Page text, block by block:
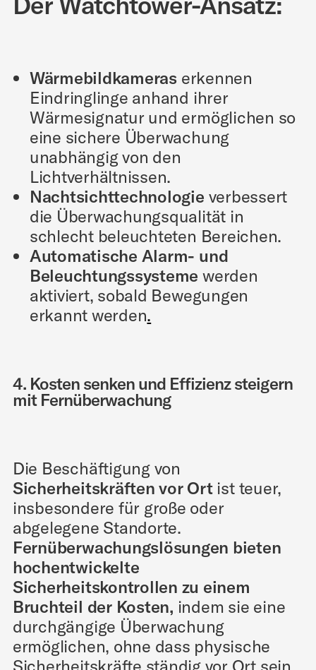
Wärmebildkameras erkennen
Eindringlinge anhand ihrer
Wärmesignatur und ermöglichen so
eine sichere Überwachung
unabhängig von den
Lichtverhältnissen.
Nachtsichttechnologie verbessert
die Überwachungsqualität in
schlecht beleuchteten Bereichen.
Automatische Alarm- und
Beleuchtungssysteme werden
aktiviert, sobald Bewegungen
erkannt werden.
4. Kosten senken und Effizienz steigern
mit Fernüberwachung
Die Beschäftigung von
Sicherheitskräften vor Ortist teuer,
insbesondere für große oder
abgelegene Standorte.
Fernüberwachungslösungen bieten
hochentwickelte
Sicherheitskontrollen zu einem
Bruchteil der Kosten, indem sie eine
durchgängige Überwachung
ermöglichen, ohne dass physische